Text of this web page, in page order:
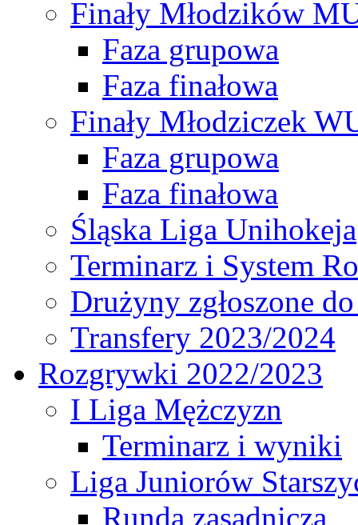
Finały Młodzików
Faza grupowa
Faza finałowa
Finały Młodziczek
Faza grupowa
Faza finałowa
Śląska Liga Unihokeja
Terminarz i System
Drużyny zgłoszone
Transfery 2023/2024
Rozgrywki 2022/2023
I Liga Mężczyzn
Terminarz i wyniki
Liga Juniorów
Runda zasadnicza